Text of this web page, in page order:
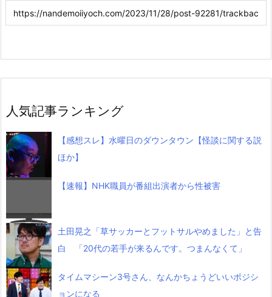
人気記事ランキング
【感想スレ】水曜日のダウンタウン【怪談に関する説
ほか】
【速報】NHK職員が番組出演者から性被害
土田晃之「草サッカーとフットサルやめました」と告
白 「20代の若手が来るんです。つまんなくて」
タイムマシーン3号さん、なんかちょうどいいポジシ
ョンになる